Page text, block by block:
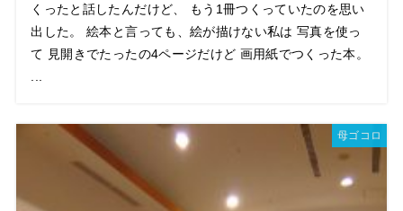
くったと話したんだけど、 もう1冊つくっていたのを思い
出した。 絵本と言っても、絵が描けない私は 写真を使っ
て 見開きでたったの4ページだけど 画用紙でつくった本。
母ゴコロ